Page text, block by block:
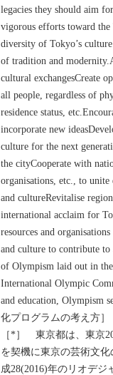
legacies they should aim
vigorous efforts toward
diversity of Tokyo’s
of tradition and
cultural exchangesCreate
all people, regardless of
residence status,
incorporate new
culture for the next
the cityCooperate with
organisations, etc., to unite
and cultureRevitalise
international acclaim for
resources and
and culture to contribute to
of Olympism laid out in
International Olympic
and education, Olympism
化プログラムの考え方］
［*］ 東京都は、東京
を契機に東京の芸術文
成28(2016)年のリオデジ